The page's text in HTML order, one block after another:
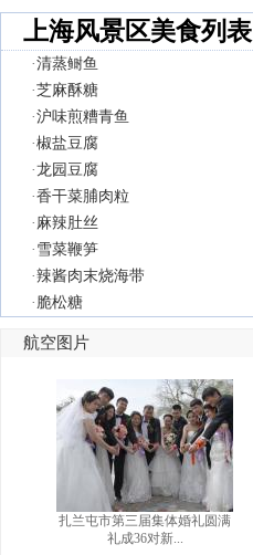
上海风景区美食列表
·清蒸鲥鱼
·芝麻酥糖
·沪味煎糟青鱼
·椒盐豆腐
·龙园豆腐
·香干菜脯肉粒
· 麻辣肚丝
· 雪菜鞭笋
·辣酱肉末烧海带
· 脆松糖
航空图片
扎兰屯市第三届集体婚礼圆满
礼成36对新...